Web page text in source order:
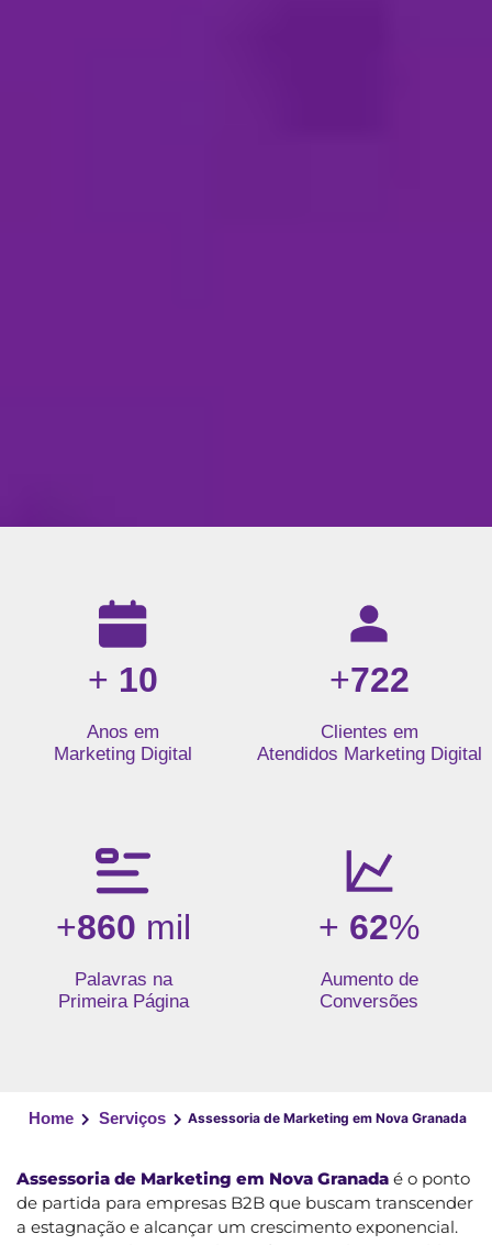
Resultados da nossa agência de marketing digital: mais
+ 10
Anos em
Marketing Digital
+722
Clientes em
Atendidos Marketing Digital
+860 mil
Palavras na
Primeira Página
+ 62%
Aumento de
Conversões
Home Serviços Assessoria de Marketing em Nova Granada
Assessoria de Marketing em Nova Granada é o ponto
de partida para empresas B2B que buscam transcender
a estagnação e alcançar um crescimento exponencial.